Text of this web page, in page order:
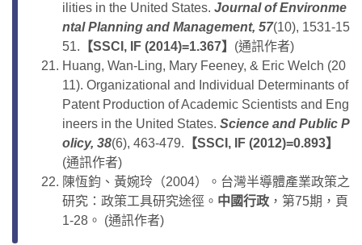
ilities in the United States. Journal of Environme
ntal Planning and Management, 57(10), 1531-15
51. 【SSCI, IF (2014)=1.367】 (通訊作者)
Huang, Wan-Ling, Mary Feeney, & Eric Welch (20
11). Organizational and Individual Determinants of
Patent Production of Academic Scientists and Eng
ineers in the United States. Science and Public P
olicy, 38(6), 463-479. 【SSCI, IF (2012)=0.893】
(通訊作者)
陳恆鈞、黃婉玲（2004）。台灣半導體產業政策之
研究：政策工具研究途徑。 中國行政 ，第75期，頁
1-28。 (通訊作者)